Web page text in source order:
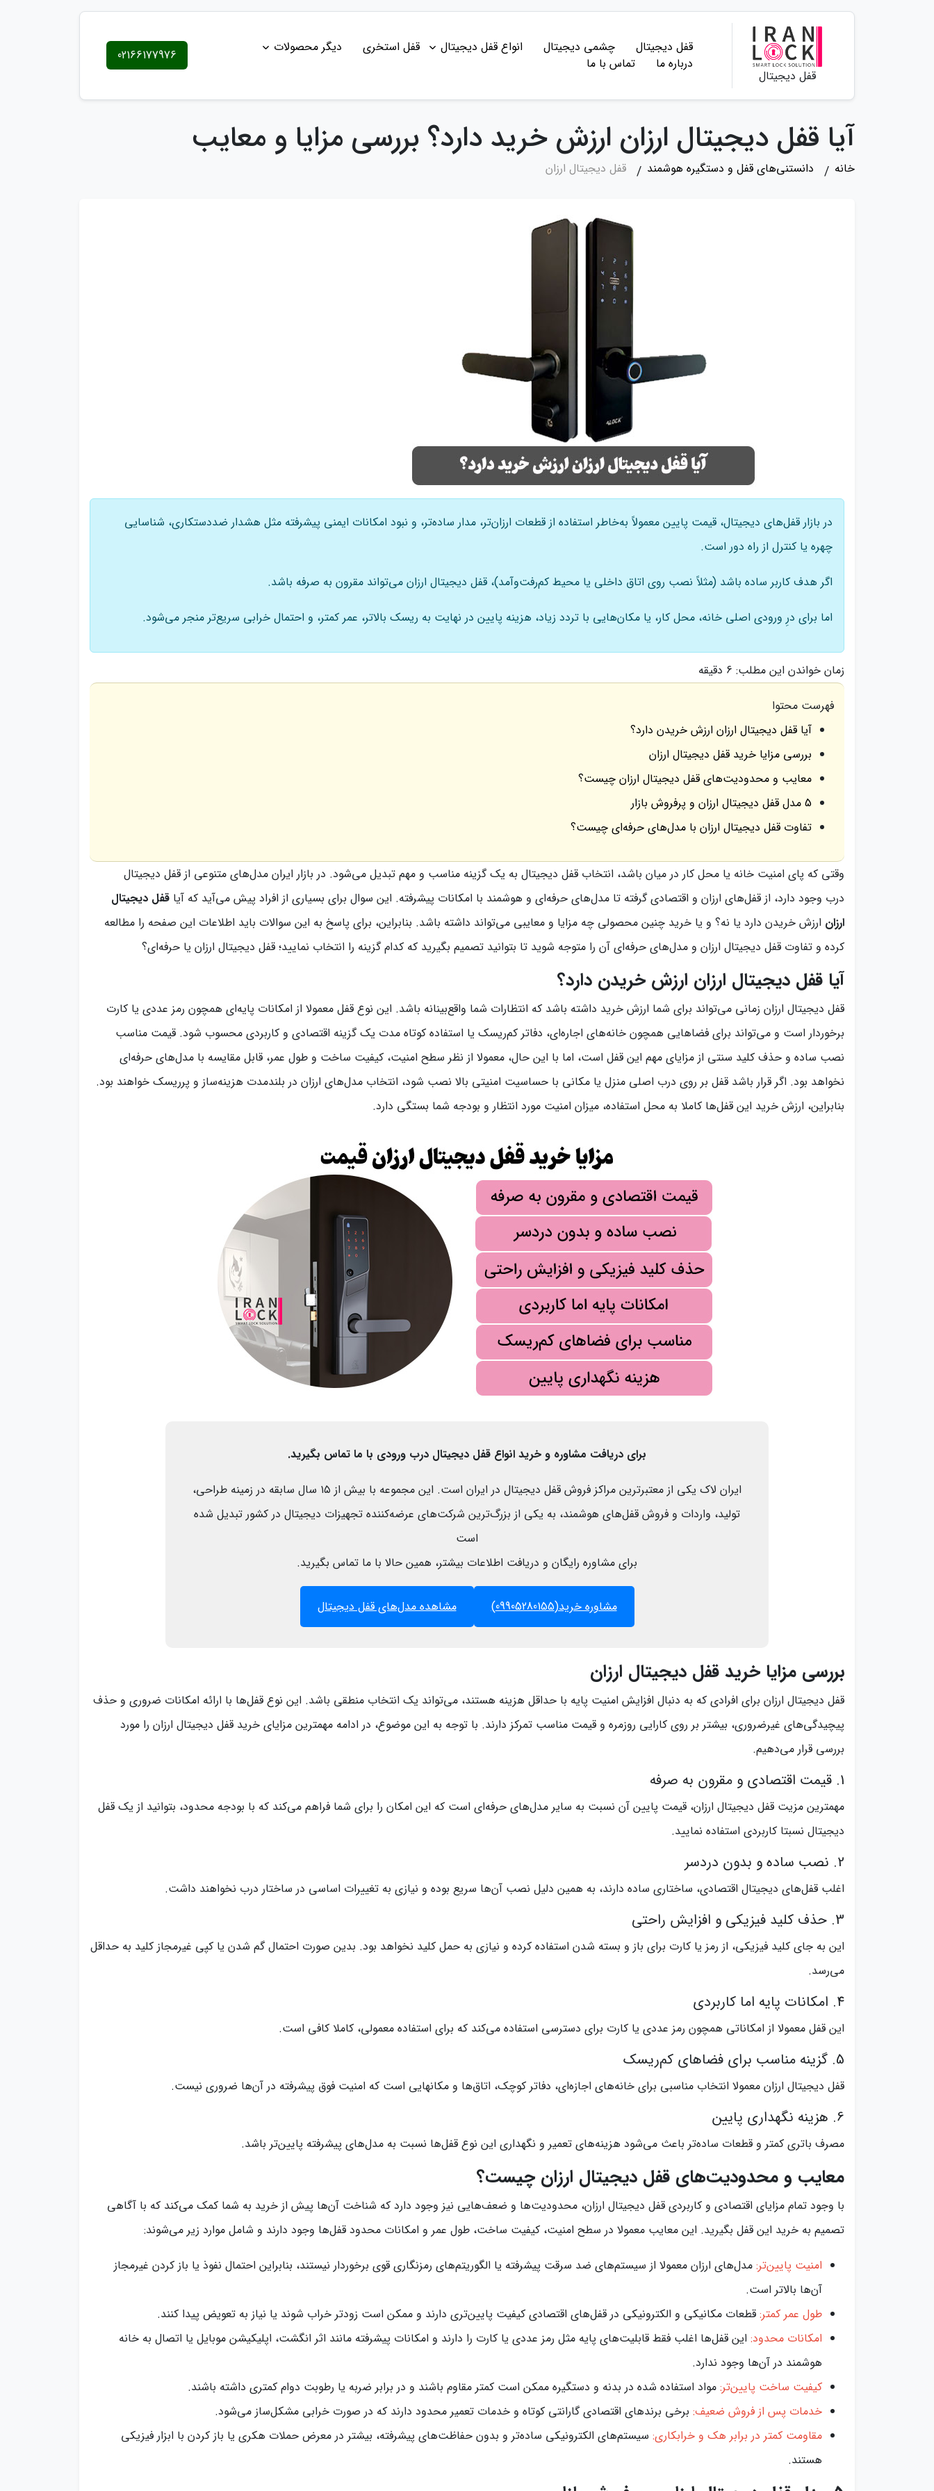
قفل دیجیتال
قفل دیجیتال چشمی دیجیتال انواع قفل دیجیتال قفل استخری
دیگر محصولات
درباره ما
تماس با ما 02166177976
آیا قفل دیجیتال ارزان ارزش خرید دارد؟ بررسی مزایا و معایب
خانه دانستنی‌های قفل و دستگیره هوشمند قفل دیجیتال ارزان
در بازار قفل‌های دیجیتال، قیمت پایین معمولاً به‌خاطر استفاده از قطعات ارزان‌تر، مدار ساده‌تر، و نبود امکانات ایمنی پیشرفته مثل هشدار ضد‌دستکاری، شناسایی
چهره یا کنترل از راه دور است.
اگر هدف کاربر ساده باشد (مثلاً نصب روی اتاق داخلی یا محیط کم‌رفت‌وآمد)، قفل دیجیتال ارزان می‌تواند مقرون‌ به‌ صرفه باشد.
اما برای درِ ورودی اصلی خانه، محل کار، یا مکان‌هایی با تردد زیاد، هزینه پایین در نهایت به ریسک بالاتر، عمر کمتر، و احتمال خرابی سریع‌تر منجر می‌شود.
زمان خواندن این مطلب: 6 دقیقه
فهرست محتوا
آیا قفل دیجیتال ارزان ارزش خریدن دارد؟
بررسی مزایا خرید قفل دیجیتال ارزان
معایب و محدودیت‌های قفل دیجیتال ارزان چیست؟
5 مدل قفل دیجیتال ارزان و پرفروش بازار
تفاوت قفل دیجیتال ارزان با مدل‌های حرفه‌ای چیست؟
وقتی که پای امنیت خانه یا محل کار در میان باشد، انتخاب قفل دیجیتال به یک گزینه مناسب و مهم تبدیل می‌شود. در بازار ایران مدل‌های متنوعی از قفل دیجیتال
درب وجود دارد، از قفل‌های ارزان و اقتصادی گرفته تا مدل‌های حرفه‌ای و هوشمند با امکانات پیشرفته. این سوال برای بسیاری از افراد پیش می‌آید که آیا قفل دیجیتال
ارزان ارزش خریدن دارد یا نه؟ و یا خرید چنین محصولی چه مزایا و معایبی می‌تواند داشته باشد. بنابراین، برای پاسخ به این سوالات باید اطلاعات این صفحه را مطالعه
کرده و تفاوت قفل دیجیتال ارزان و مدل‌های حرفه‌ای آن را متوجه شوید تا بتوانید تصمیم بگیرید که کدام گزینه را انتخاب نمایید؛ قفل دیجیتال ارزان یا حرفه‌ای؟
آیا قفل دیجیتال ارزان ارزش خریدن دارد؟
قفل دیجیتال ارزان زمانی می‌تواند برای شما ارزش خرید داشته باشد که انتظارات شما واقع‌بینانه باشد. این نوع قفل معمولا از امکانات پایه‌ای همچون رمز عددی یا کارت
برخوردار است و می‌تواند برای فضاهایی همچون خانه‌های اجاره‌ای، دفاتر کم‌ریسک یا استفاده کوتاه مدت یک گزینه اقتصادی و کاربردی محسوب شود. قیمت مناسب
نصب ساده و حذف کلید سنتی از مزایای مهم این قفل است، اما با این حال، معمولا از نظر سطح امنیت، کیفیت ساخت و طول عمر، قابل مقایسه با مدل‌های حرفه‌ای
نخواهد بود. اگر قرار باشد قفل بر روی درب اصلی منزل یا مکانی با حساسیت امنیتی بالا نصب شود، انتخاب مدل‌های ارزان در بلندمدت هزینه‌ساز و پرریسک خواهند بود.
بنابراین، ارزش خرید این قفل‌ها کاملا به محل استفاده، میزان امنیت مورد انتظار و بودجه شما بستگی دارد.
برای دریافت مشاوره و خرید انواع قفل دیجیتال درب ورودی با ما تماس بگیرید.
ایران لاک یکی از معتبرترین مراکز فروش قفل دیجیتال در ایران است. این مجموعه با بیش از ۱۵ سال سابقه در زمینه طراحی،
تولید، واردات و فروش قفل‌های هوشمند، به یکی از بزرگ‌ترین شرکت‌های عرضه‌کننده تجهیزات دیجیتال در کشور تبدیل شده
است
برای مشاوره رایگان و دریافت اطلاعات بیشتر، همین حالا با ما تماس بگیرید.
مشاوره خرید(09905280155) مشاهده مدل‌های قفل دیجیتال
بررسی مزایا خرید قفل دیجیتال ارزان
قفل دیجیتال ارزان برای افرادی که به دنبال افزایش امنیت پایه با حداقل هزینه هستند، می‌تواند یک انتخاب منطقی باشد. این نوع قفل‌ها با ارائه امکانات ضروری و حذف
پیچیدگی‌های غیرضروری، بیشتر بر روی کارایی روزمره و قیمت مناسب تمرکز دارند. با توجه به این موضوع، در ادامه مهمترین مزایای خرید قفل دیجیتال ارزان را مورد
بررسی قرار می‌دهیم.
1. قیمت اقتصادی و مقرون به صرفه
مهمترین مزیت قفل دیجیتال ارزان، قیمت پایین آن نسبت به سایر مدل‌های حرفه‌ای است که این امکان را برای شما فراهم می‌کند که با بودجه محدود، بتوانید از یک قفل
دیجیتال نسبتا کاربردی استفاده نمایید.
2. نصب ساده و بدون دردسر
اغلب قفل‌های دیجیتال اقتصادی، ساختاری ساده دارند، به همین دلیل نصب آن‌ها سریع بوده و نیازی به تغییرات اساسی در ساختار درب نخواهند داشت.
3. حذف کلید فیزیکی و افزایش راحتی
این به جای کلید فیزیکی، از رمز یا کارت برای باز و بسته شدن استفاده کرده و نیازی به حمل کلید نخواهد بود. بدین صورت احتمال گم شدن یا کپی غیرمجاز کلید به حداقل
می‌رسد.
4. امکانات پایه اما کاربردی
این قفل معمولا از امکاناتی همچون رمز عددی یا کارت برای دسترسی استفاده می‌کند که برای استفاده معمولی، کاملا کافی است.
5. گزینه مناسب برای فضاهای کم‌ریسک
قفل دیجیتال ارزان معمولا انتخاب مناسبی برای خانه‌های اجازه‌ای، دفاتر کوچک، اتاق‌ها و مکان‎هایی است که امنیت فوق پیشرفته در آن‌ها ضروری نیست.
6. هزینه نگهداری پایین
مصرف باتری کمتر و قطعات ساده‌تر باعث می‌شود هزینه‌های تعمیر و نگهداری این نوع قفل‌ها نسبت به مدل‌های پیشرفته پایین‌تر باشد.
معایب و محدودیت‌های قفل دیجیتال ارزان چیست؟
با وجود تمام مزایای اقتصادی و کاربردی قفل دیجیتال ارزان، محدودیت‌ها و ضعف‌هایی نیز وجود دارد که شناخت آن‌ها پیش از خرید به شما کمک می‌کند که با آگاهی
تصمیم به خرید این قفل بگیرید. این معایب معمولا در سطح امنیت، کیفیت ساخت، طول عمر و امکانات محدود قفل‌ها وجود دارند و شامل موارد زیر می‌شوند:
امنیت پایین‌تر: مدل‌های ارزان معمولا از سیستم‌های ضد سرقت پیشرفته یا الگوریتم‌های رمزنگاری قوی برخوردار نیستند، بنابراین احتمال نفوذ یا باز کردن غیرمجاز
آن‌ها بالاتر است.
طول عمر کمتر: قطعات مکانیکی و الکترونیکی در قفل‌های اقتصادی کیفیت پایین‌تری دارند و ممکن است زودتر خراب شوند یا نیاز به تعویض پیدا کنند.
امکانات محدود: این قفل‌ها اغلب فقط قابلیت‌های پایه مثل رمز عددی یا کارت را دارند و امکانات پیشرفته مانند اثر انگشت، اپلیکیشن موبایل یا اتصال به خانه
هوشمند در آن‌ها وجود ندارد.
کیفیت ساخت پایین‌تر: مواد استفاده شده در بدنه و دستگیره ممکن است کمتر مقاوم باشند و در برابر ضربه یا رطوبت دوام کمتری داشته باشند.
خدمات پس از فروش ضعیف: برخی برندهای اقتصادی گارانتی کوتاه و خدمات تعمیر محدود دارند که در صورت خرابی مشکل‌ساز می‌شود.
مقاومت کمتر در برابر هک و خرابکاری: سیستم‌های الکترونیکی ساده‌تر و بدون حفاظت‌های پیشرفته، بیشتر در معرض حملات هکری یا باز کردن با ابزار فیزیکی
هستند.